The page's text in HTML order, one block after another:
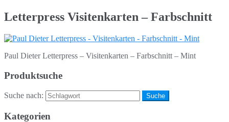
Letterpress Visitenkarten – Farbschnitt
Paul Dieter Letterpress – Visitenkarten – Farbschnitt – Mint
Produktsuche
Suche nach:
Kategorien